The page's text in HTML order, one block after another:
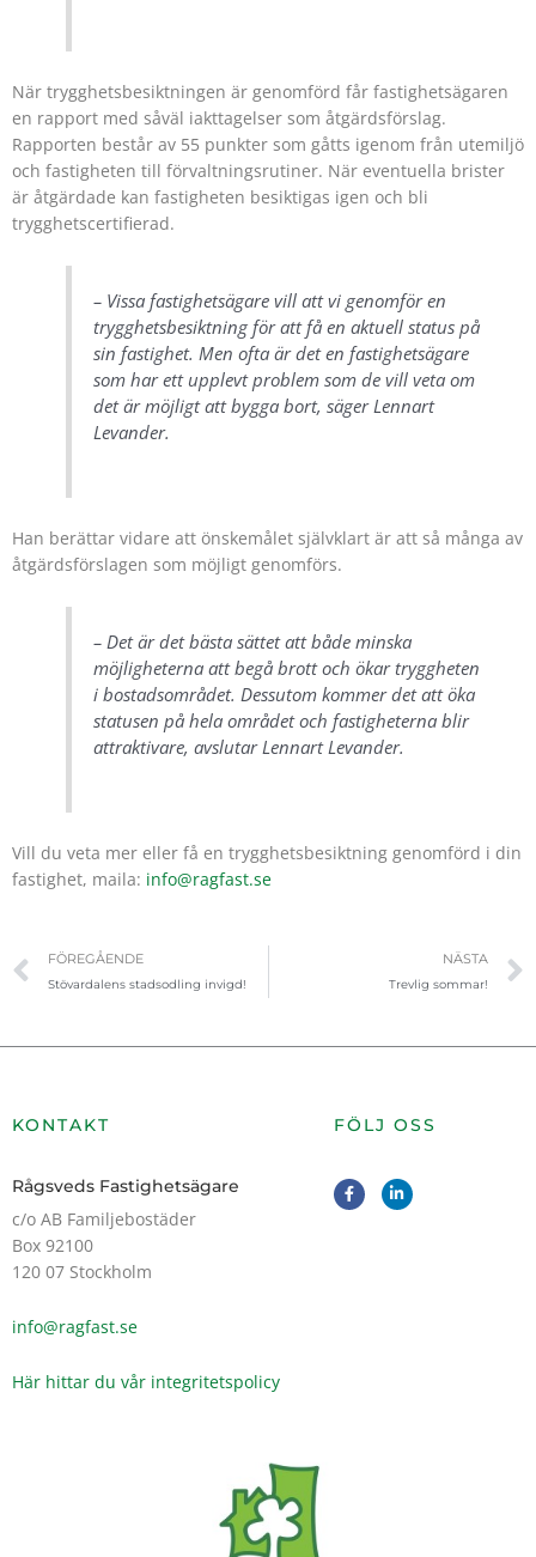
När trygghetsbesiktningen är genomförd får fastighetsägaren
en rapport med såväl iakttagelser som åtgärdsförslag.
Rapporten består av 55 punkter som gåtts igenom från utemiljö
och fastigheten till förvaltningsrutiner. När eventuella brister
är åtgärdade kan fastigheten besiktigas igen och bli
trygghetscertifierad.
– Vissa fastighetsägare vill att vi genomför en
trygghetsbesiktning för att få en aktuell status på
sin fastighet. Men ofta är det en fastighetsägare
som har ett upplevt problem som de vill veta om
det är möjligt att bygga bort, säger Lennart
Levander.
Han berättar vidare att önskemålet självklart är att så många av
åtgärdsförslagen som möjligt genomförs.
– Det är det bästa sättet att både minska
möjligheterna att begå brott och ökar tryggheten
i bostadsområdet. Dessutom kommer det att öka
statusen på hela området och fastigheterna blir
attraktivare, avslutar Lennart Levander.
Vill du veta mer eller få en trygghetsbesiktning genomförd i din
fastighet, maila: info@ragfast.se
Föregående
FÖREGÅENDE
Stövardalens stadsodling invigd!
NÄSTA
Trevlig sommar!
KONTAKT
Rågsveds Fastighetsägare
c/o AB Familjebostäder
Box 92100
120 07 Stockholm
info@ragfast.se
Här hittar du vår integritetspolicy
FÖLJ OSS
F
a
c
L
i
n